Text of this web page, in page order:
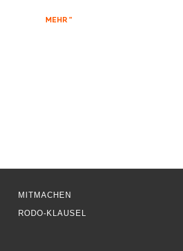
MEHR "
MITMACHEN
RODO-KLAUSEL